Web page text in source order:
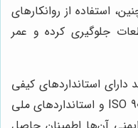
استفاده از روانکارهای
جلوگیری کرده و عمر
دارای استانداردهای کیفی
معتبر مانند ISO 9001، ISO/TS 16949 و استانداردهای ملی